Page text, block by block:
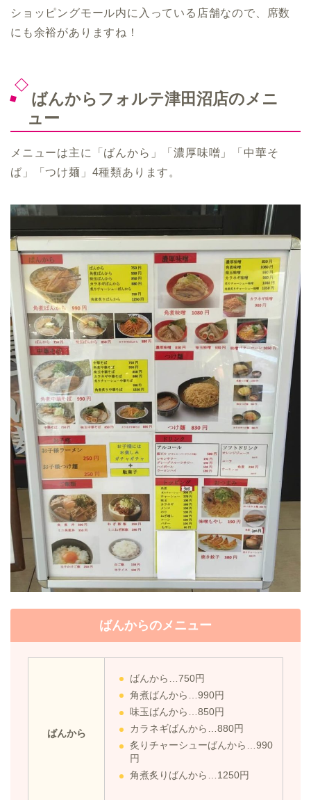
ショッピングモール内に入っている店舗なので、席数
にも余裕がありますね！
ばんからフォルテ津田沼店のメニ
ュー
メニューは主に「ばんから」「濃厚味噌」「中華そ
ば」「つけ麺」4種類あります。
ばんからのメニュー
ばんから
ばんから…750円
角煮ばんから…990円
味玉ばんから…850円
カラネギばんから…880円
炙りチャーシューばんから…990
円
角煮炙りばんから…1250円